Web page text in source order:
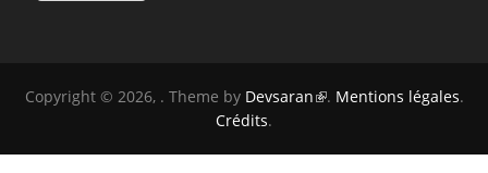
Copyright © 2026, . Theme by Devsaran . Mentions légales.
Crédits.